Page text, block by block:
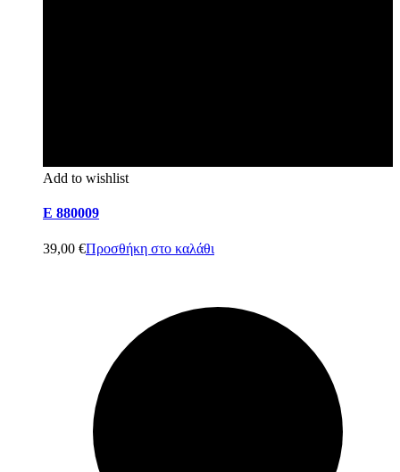
Add to wishlist
E 880009
39,00 €Προσθήκη στο καλάθι